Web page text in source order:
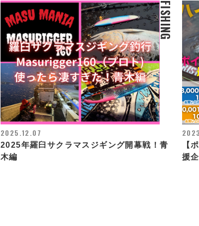
FISHING
2025.12.07
2025年羅臼サクラマスジギング開幕戦！青
木編
【
援